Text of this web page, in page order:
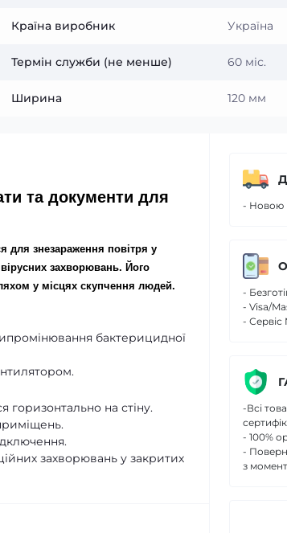
Країна виробник Україна
Термін служби (не менше) 60 міс.
Ширина 120 мм
та документи для
для знезараження повітря у
захворювань. Його
у місцях скупчення людей.
бактерицидної
горизонтально на стіну.
захворювань у закритих
- Новою
-
- Visa/
- Сервіс
-Всі
- 100%
-
з